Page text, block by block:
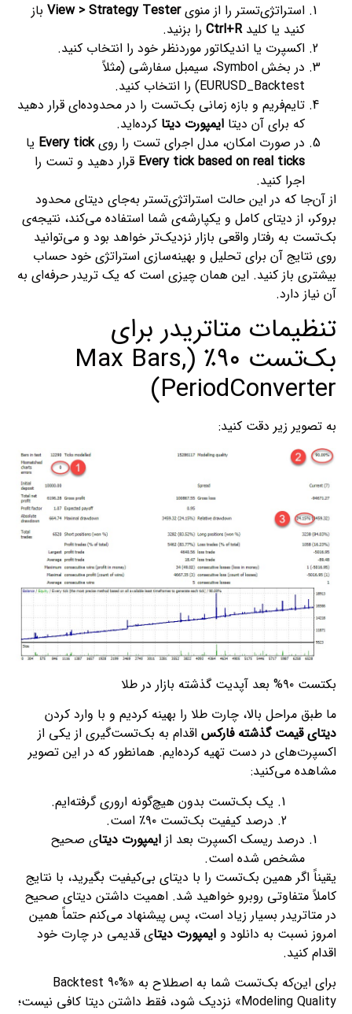
استراتژی‌تستر را از منویView > Strategy Tester باز
کنید یا کلیدCtrl+R را بزنید.
اکسپرت یا اندیکاتور موردنظر خود را انتخاب کنید.
در بخش Symbol، سیمبل سفارشی (مثلاً
EURUSD_Backtest) را انتخاب کنید.
تایم‌فریم و بازه زمانی بک‌تست را در محدوده‌ای قرار دهید
که برای آن دیتا ایمپورت دیتا کرده‌اید.
در صورت امکان، مدل اجرای تست را رویEvery tick یا
Every tick based on real ticks قرار دهید و تست را
اجرا کنید.
از آن‌جا که در این حالت استراتژی‌تستر به‌جای دیتای محدود
بروکر، از دیتای کامل و یکپارشه‌ی شما استفاده می‌کند، نتیجه‌ی
بک‌تست به رفتار واقعی بازار نزدیک‌تر خواهد بود و می‌توانید
روی نتایج آن برای تحلیل و بهینه‌سازی استراتژی خود حساب
بیشتری باز کنید. این همان چیزی است که یک تریدر حرفه‌ای به
آن نیاز دارد.
تنظیمات متاتریدر برای
بک‌تست ۹۰٪ (Max Bars,
PeriodConverter)
به تصویر زیر دقت کنید:
بکتست ۹۰% بعد آپدیت گذشته بازار در طلا
ما طبق مراحل بالا، چارت طلا را بهینه کردیم و با وارد کردن
دیتای قیمت گذشته فارکس اقدام به بک‌تست‌گیری از یکی از
اکسپرت‌های در دست تهیه کرده‌ایم. همانطور که در این تصویر
مشاهده می‌کنید:
یک بک‌تست بدون هیچ‌گونه اروری گرفته‌ایم.
درصد کیفیت بک‌تست ۹۰٪ است.
درصد ریسک اکسپرت بعد از ایمپورت دیتای صحیح
مشخص شده است.
یقیناً اگر همین بک‌تست را با دیتای بی‌کیفیت بگیرید، با نتایج
کاملاً متفاوتی روبرو خواهید شد. اهمیت داشتن دیتای صحیح
در متاتریدر بسیار زیاد است، پس پیشنهاد می‌کنم حتماً همین
امروز نسبت به دانلود و ایمپورت دیتای قدیمی در چارت خود
اقدام کنید.
برای این‌که بک‌تست شما به اصطلاح به «Backtest 90%
Modeling Quality» نزدیک شود، فقط داشتن دیتا کافی نیست؛